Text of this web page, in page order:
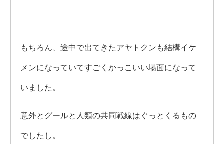
もちろん、途中で出てきたアヤトクンも結構イケ
メンになっていてすごくかっこいい場面になって
いました。
意外とグールと人類の共同戦線はぐっとくるもの
でしたし。